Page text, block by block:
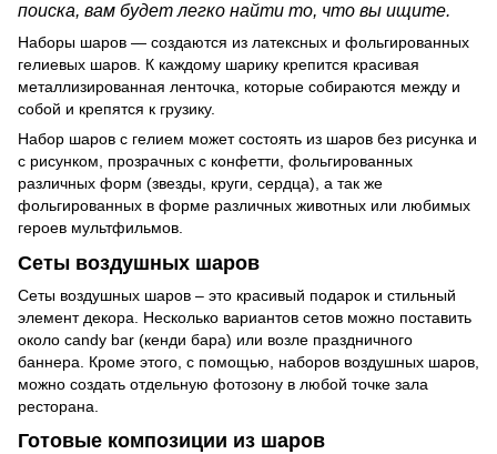
поиска, вам будет легко найти то, что вы ищите.
Наборы шаров — создаются из латексных и фольгированных
гелиевых шаров. К каждому шарику крепится красивая
металлизированная ленточка, которые собираются между и
собой и крепятся к грузику.
Набор шаров с гелием может состоять из шаров без рисунка и
с рисунком, прозрачных с конфетти, фольгированных
различных форм (звезды, круги, сердца), а так же
фольгированных в форме различных животных или любимых
героев мультфильмов.
Сеты воздушных шаров
Сеты воздушных шаров – это красивый подарок и стильный
элемент декора. Несколько вариантов сетов можно поставить
около candy bar (кенди бара) или возле праздничного
баннера. Кроме этого, с помощью, наборов воздушных шаров,
можно создать отдельную фотозону в любой точке зала
ресторана.
Готовые композиции из шаров